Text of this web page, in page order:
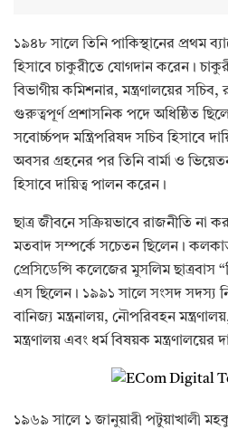
১৯৪৮ সালে তিনি পাকিস্থানের প্রথম
হিসাবে চাকুরীতে যোগদান করেন।
বিভাগীয় কমিশনার, মন্ত্রণালয়ের সচিব,
গুরুত্বপূর্ণ প্রশাসনিক পদে অধিষ্ঠিত
সবোর্চ্চপদ মন্ত্রিপরিষদ সচিব হিসাবে
অবসর গ্রহনের পর তিনি বার্মা ও
হিসাবে দায়িত্ব পালন করেন।
ছাত্র জীবনে সক্রিয়ভাবে রাজনীতি না
মতবাদ সম্পর্কে সচেতন ছিলেন।
প্রেসিডেন্সি কলেজের মুসলিম ছাত্রবাস
এস ছিলেন। ১৯৯১ সালে সংসদ সদস্য
বানিজ্য মন্ত্রনালয়, নৌপরিবহন
মন্ত্রণালয় এবং ধর্ম বিষয়ক মন্ত্রণালয়ের
১৯৬৯ সালে ১ জানুয়ারী পটুয়াখালী